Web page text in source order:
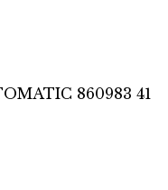
860983 41